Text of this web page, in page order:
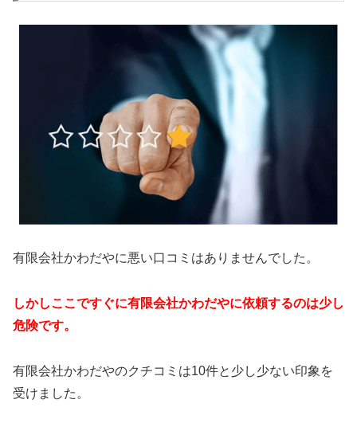
有限会社かわだやに悪い口コミはありませんでした。
しかしここですぐに有限会社かわだやに依頼するのは少し
危険です。
有限会社かわだやのクチコミは10件と少し少ない印象を
受けました。